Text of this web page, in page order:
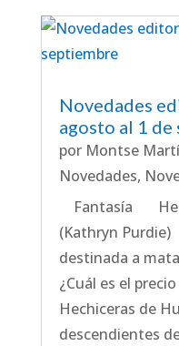
Novedades
agosto al 1
por Montse
Novedades,
Fantasía
(Kathryn Purdie)
destinada a
¿Cuál es el
Hechiceras de
descendientes